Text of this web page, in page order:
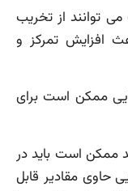
توانند از تخریب
افزایش تمرکز و
ممکن است برای
ممکن است باید در
حاوی مقادیر قابل